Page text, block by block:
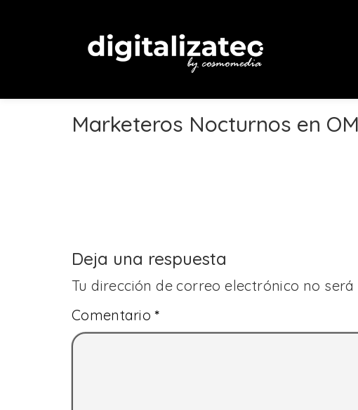
Marketeros Nocturnos en
Deja una respuesta
Tu dirección de correo electrónico no será
Comentario*